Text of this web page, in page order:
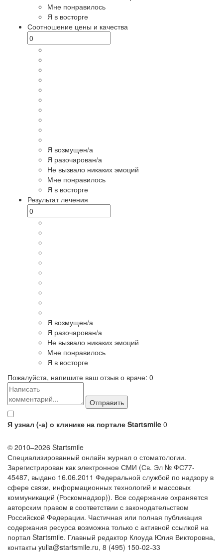
Мне понравилось
Я в восторге
Соотношение цены и качества
Я возмущен/а
Я разочарован/а
Не вызвало никаких эмоций
Мне понравилось
Я в восторге
Результат лечения
Я возмущен/а
Я разочарован/а
Не вызвало никаких эмоций
Мне понравилось
Я в восторге
Пожалуйста, напишите ваш отзыв о враче: 0
Я узнал (-а) о клинике на портале Startsmile 0
© 2010–2026 Startsmile
Специализированный онлайн журнал о стоматологии.
Зарегистрирован как электронное СМИ (Св. Эл № ФС77-
45487, выдано 16.06.2011 Федеральной службой по надзору в
сфере связи, информационных технологий и массовых
коммуникаций (Роскомнадзор)). Все содержание охраняется
авторским правом в соответствии с законодательством
Российской Федерации. Частичная или полная публикация
содержания ресурса возможна только с активной ссылкой на
портал Startsmile. Главный редактор Клоуда Юлия Викторовна,
контакты yulia@startsmile.ru, 8 (495) 150-02-33